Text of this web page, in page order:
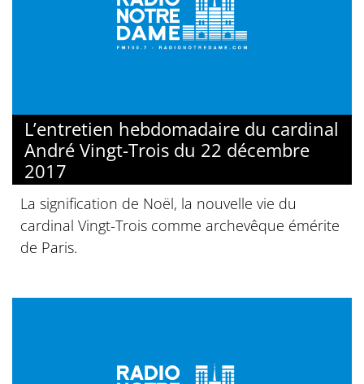
L’entretien hebdomadaire du cardinal
André Vingt-Trois du 22 décembre
2017
La signification de Noël, la nouvelle vie du
cardinal Vingt-Trois comme archevêque émérite
de Paris.